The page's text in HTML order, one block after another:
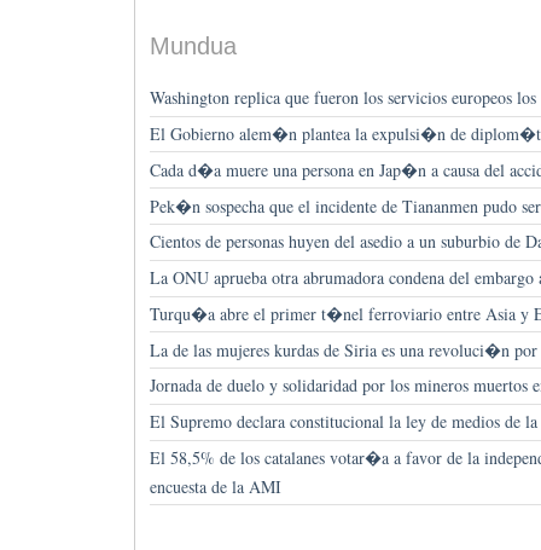
Mundua
Washington replica que fueron los servicios europeos los
El Gobierno alem�n plantea la expulsi�n de
Cada d�a muere una persona en Jap�n a causa del
Pek�n sospecha que el incidente de Tiananmen pudo
Cientos de personas huyen del asedio a un suburbio de
La ONU aprueba otra abrumadora condena del embargo
Turqu�a abre el primer t�nel ferroviario entre Asia y
La de las mujeres kurdas de Siria es una revoluci�n
Jornada de duelo y solidaridad por los mineros muertos
El Supremo declara constitucional la ley de medios de
El 58,5% de los catalanes votar�a a favor de la
encuesta de la AMI